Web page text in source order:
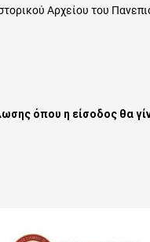
Αρχείου του
όπου η είσοδος θα